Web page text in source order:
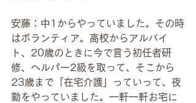
安藤：中1からやっていました。その時
はボランティア。高校からアルバイ
ト、20歳のときに今で言う初任者研
修、ヘルパー2級を取って、そこから
23歳まで「在宅介護」っていって、夜
勤をやっていました。一軒一軒お宅に